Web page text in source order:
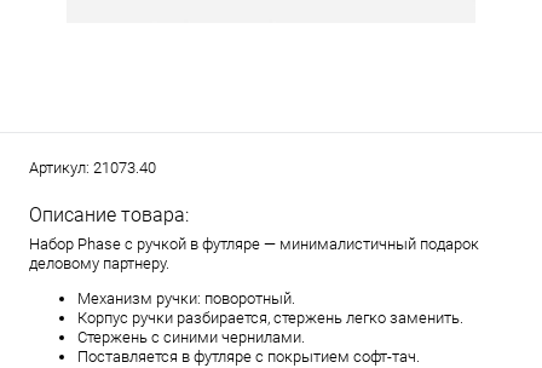
Артикул: 21073.40
Описание товара:
Набор Phase с ручкой в футляре — минималистичный подарок
деловому партнеру.
Механизм ручки: поворотный.
Корпус ручки разбирается, стержень легко заменить.
Стержень с синими чернилами.
Поставляется в футляре с покрытием софт-тач.